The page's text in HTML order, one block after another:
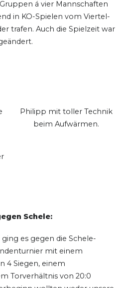
á vier Mannschaften
in KO-Spielen vom Viertel-
trafen. Auch die Spielzeit war
Philipp mit toller Technik
beim Aufwärmen.
Schele:
es gegen die Schele-
mit einem
4 Siegen, einem
Torverhältnis von 20:0